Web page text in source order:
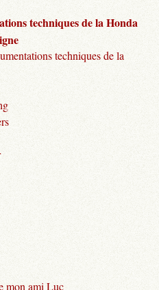
techniques de la Honda
techniques de la
mon ami Luc